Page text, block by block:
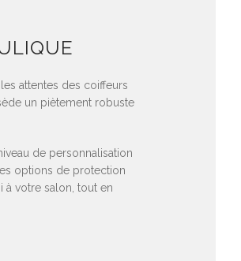
attentes des coiffeurs
un piètement robuste
de personnalisation
options de protection
à votre salon, tout en